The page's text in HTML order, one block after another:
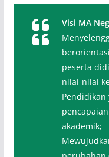
Visi MA
peserta
nilai-nilai
akademik;